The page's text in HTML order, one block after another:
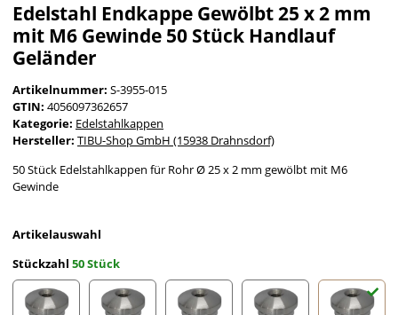
Edelstahl Endkappe Gewölbt 25 x 2 mm
mit M6 Gewinde 50 Stück Handlauf
Geländer
Artikelnummer: S-3955-015
GTIN: 4056097362657
Kategorie: Edelstahlkappen
Hersteller: TIBU-Shop GmbH (15938 Drahnsdorf)
50 Stück Edelstahlkappen für Rohr Ø 25 x 2 mm gewölbt mit M6
Gewinde
Artikelauswahl
Stückzahl 50 Stück